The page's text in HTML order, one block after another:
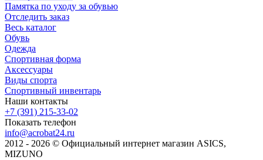
Памятка по уходу за обувью
Отследить заказ
Весь каталог
Обувь
Одежда
Спортивная форма
Аксессуары
Виды спорта
Спортивный инвентарь
Наши контакты
+7 (391) 215-33-02
Показать телефон
info@acrobat24.ru
2012 - 2026 © Официальный интернет магазин ASICS,
MIZUNO